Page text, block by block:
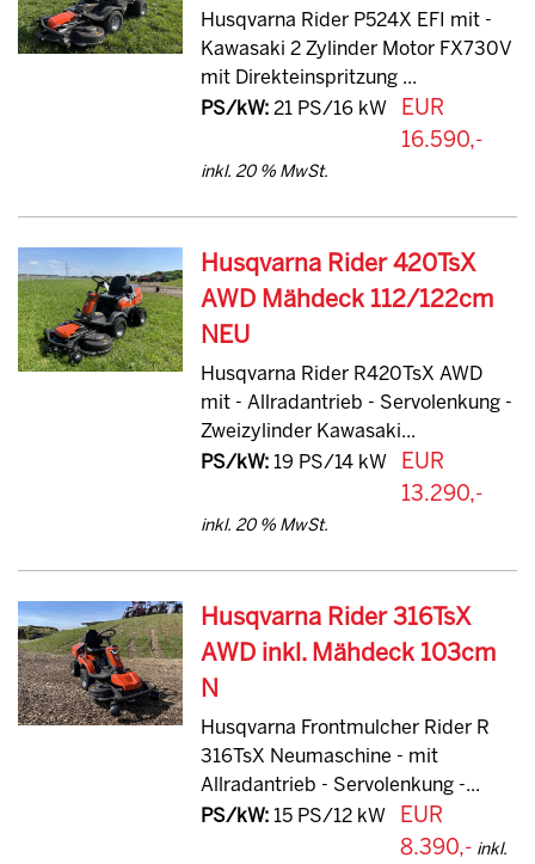
Husqvarna Rider P524X EFI mit -
Kawasaki 2 Zylinder Motor FX730V
mit Direkteinspritzung ...
PS/kW:21 PS/16 kW
EUR
16.590,-
inkl. 20 % MwSt.
Husqvarna Rider 420TsX
AWD Mähdeck 112/122cm
NEU
Husqvarna Rider R420TsX AWD
mit - Allradantrieb - Servolenkung -
Zweizylinder Kawasaki...
PS/kW:19 PS/14 kW
EUR
13.290,-
inkl. 20 % MwSt.
Husqvarna Rider 316TsX
AWD inkl. Mähdeck 103cm
N
Husqvarna Frontmulcher Rider R
316TsX Neumaschine - mit
Allradantrieb - Servolenkung -...
PS/kW:15 PS/12 kW
EUR
8.390,- inkl.